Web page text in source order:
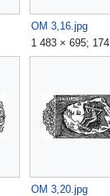
OM 3,16.jpg
1 483 × 695;
OM 3,20.jpg